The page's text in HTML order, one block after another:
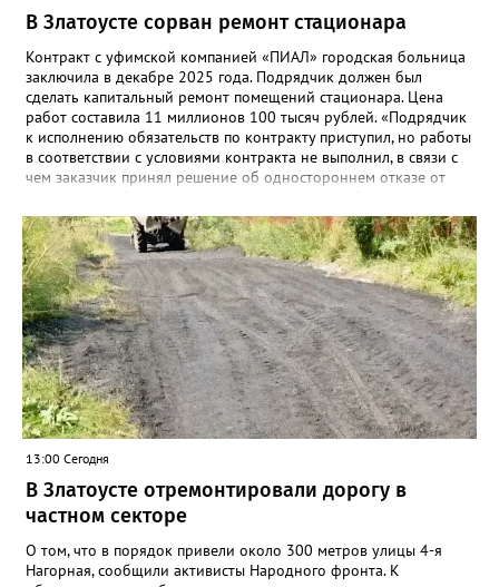
В Златоусте сорван ремонт стационара
Контракт с уфимской компанией «ПИАЛ» городская больница
заключила в декабре 2025 года. Подрядчик должен был
сделать капитальный ремонт помещений стационара. Цена
работ составила 11 миллионов 100 тысяч рублей. «Подрядчик
к исполнению обязательств по контракту приступил, но работы
в соответствии с условиями контракта не выполнил, в связи с
чем заказчик принял решение об одностороннем отказе от
Челябинском УФАС. Антимонопольная служба приняла
решение включить ООО «ПИАЛ» в реестр недобросовестных
поставщиков. В чёрном списке уфимский подрядчик будет два
года.
13:00 Сегодня
В Златоусте отремонтировали дорогу в
частном секторе
О том, что в порядок привели около 300 метров улицы 4-я
Нагорная, сообщили активисты Народного фронта. К